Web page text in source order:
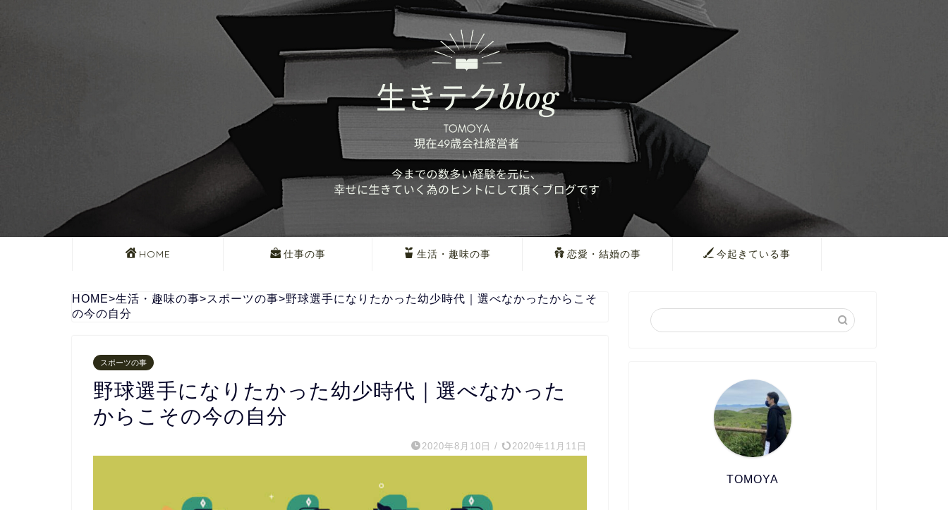
HOME 仕事の事 生活・趣味の事 恋愛・結婚の事 今起きている事
HOME>生活・趣味の事>スポーツの事>野球選手になりたかった幼少時代｜選べなかったからこそ
の今の自分
スポーツの事
野球選手になりたかった幼少時代｜選べなかった
からこその今の自分
2020年8月10日 / 2020年11月11日
TOMOYA